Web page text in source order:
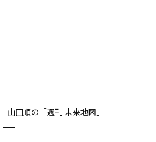
山田順の「週刊 未来地図」